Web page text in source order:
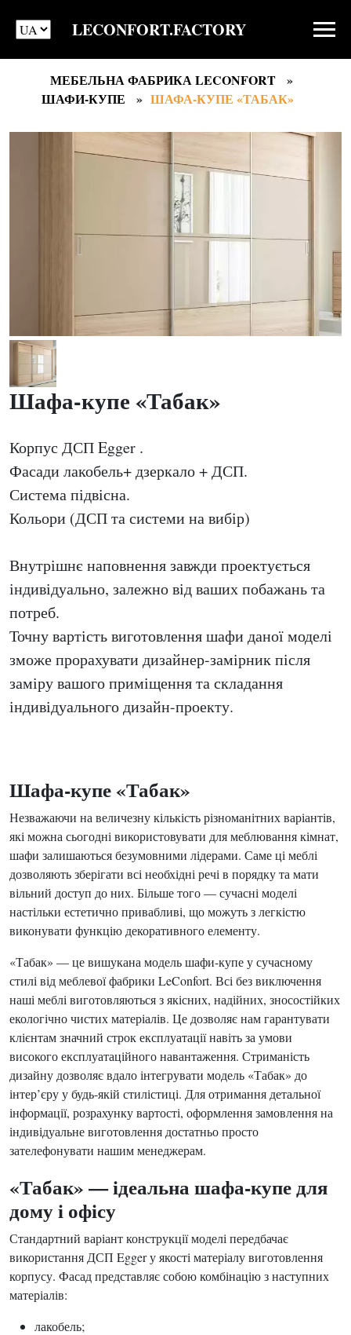
LECONFORT.FACTORY
МЕБЕЛЬНА ФАБРИКА LECONFORT
ШАФИ-КУПЕ
ШАФА-КУПЕ «ТАБАК»
Шафа-купе «Табак»
Корпус ДСП Egger .
Фасади лакобель+ дзеркало + ДСП.
Система підвісна.
Кольори (ДСП та системи на вибір)
Внутрішнє наповнення завжди проектується
індивідуально, залежно від ваших побажань та
потреб.
Точну вартість виготовлення шафи даної моделі
зможе прорахувати дизайнер-замірник після
заміру вашого приміщення та складання
індивідуального дизайн-проекту.
Шафа-купе «Табак»
Незважаючи на величезну кількість різноманітних варіантів,
які можна сьогодні використовувати для меблювання кімнат,
шафи залишаються безумовними лідерами. Саме ці меблі
дозволяють зберігати всі необхідні речі в порядку та мати
вільний доступ до них. Більше того — сучасні моделі
настільки естетично привабливі, що можуть з легкістю
виконувати функцію декоративного елементу.
«Табак» — це вишукана модель шафи-купе у сучасному
стилі від меблевої фабрики LeConfort. Всі без виключення
наші меблі виготовляються з якісних, надійних, зносостійких
екологічно чистих матеріалів. Це дозволяє нам гарантувати
клієнтам значний строк експлуатації навіть за умови
високого експлуатаційного навантаження. Стриманість
дизайну дозволяє вдало інтегрувати модель «Табак» до
інтер’єру у будь-якій стилістиці. Для отримання детальної
інформації, розрахунку вартості, оформлення замовлення на
індивідуальне виготовлення достатньо просто
зателефонувати нашим менеджерам.
«Табак» — ідеальна шафа-купе для
дому і офісу
Стандартний варіант конструкції моделі передбачає
використання ДСП Egger у якості матеріалу виготовлення
корпусу. Фасад представляє собою комбінацію з наступних
матеріалів:
лакобель;